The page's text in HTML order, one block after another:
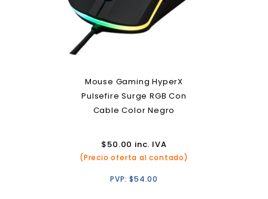
Mouse Gaming HyperX
Pulsefire Surge RGB Con
Cable Color Negro
$50.00 inc. IVA
(Precio oferta al contado)
PVP:$54.00